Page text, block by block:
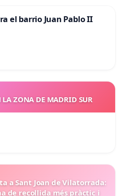
el barrio Juan Pablo II
LA ZONA DE MADRID SUR
a Sant Joan de Vilatorrada:
de recollida més pràctic i